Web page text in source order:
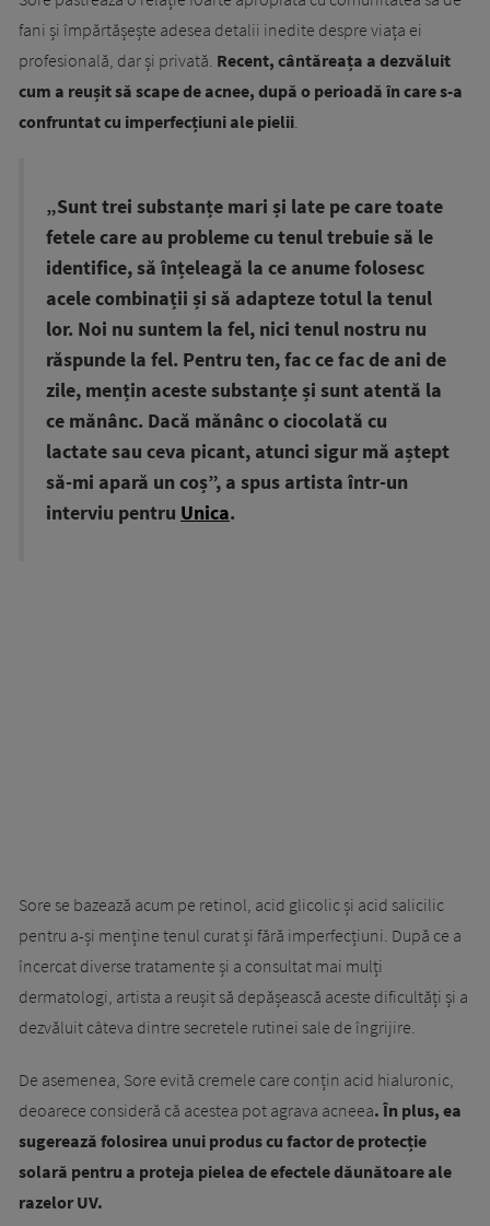
fani și împărtășește adesea detalii inedite despre viața ei
profesională, dar și privată. Recent, cântăreața a dezvăluit
cum a reușit să scape de acnee, după o perioadă în care s-a
confruntat cu imperfecțiuni ale pielii.
„Sunt trei substanțe mari și late pe care toate
fetele care au probleme cu tenul trebuie să le
identifice, să înțeleagă la ce anume folosesc
acele combinații și să adapteze totul la tenul
lor. Noi nu suntem la fel, nici tenul nostru nu
răspunde la fel. Pentru ten, fac ce fac de ani de
zile, mențin aceste substanțe și sunt atentă la
ce mănânc. Dacă mănânc o ciocolată cu
lactate sau ceva picant, atunci sigur mă aștept
să-mi apară un coș”, a spus artista într-un
interviu pentru Unica.
Sore se bazează acum pe retinol, acid glicolic și acid salicilic
pentru a-și menține tenul curat și fără imperfecțiuni. După ce a
încercat diverse tratamente și a consultat mai mulți
dermatologi, artista a reușit să depășească aceste dificultăți și a
dezvăluit câteva dintre secretele rutinei sale de îngrijire.
De asemenea, Sore evită cremele care conțin acid hialuronic,
deoarece consideră că acestea pot agrava acneea. În plus, ea
sugerează folosirea unui produs cu factor de protecție
solară pentru a proteja pielea de efectele dăunătoare ale
razelor UV.